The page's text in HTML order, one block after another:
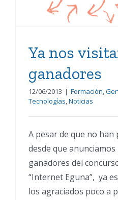
Ya nos
ganadores
12/06/2013 | Formación,
Tecnologías,Noticias
A pesar de que no han
desde que
ganadores del
“Internet Eguna”, ya
los agraciados poco a